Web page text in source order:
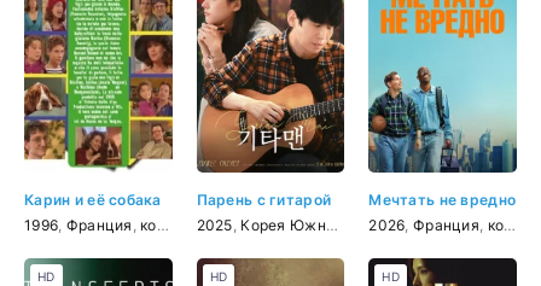
Карин и её собака
1996 Франция комедия
Парень с гитарой
2025 Корея Южная драма, музыка
Мечтать не вредно
2026 Франция комедия
HD HD HD